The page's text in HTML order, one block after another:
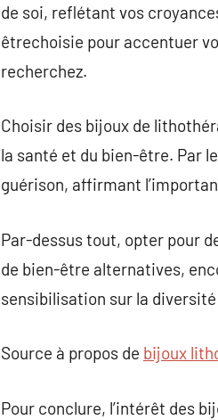
de soi, reflétant vos
êtrechoisie pour accentuer
recherchez.
Choisir des bijoux de
la santé et du bien-être. Par
guérison, affirmant
Par-dessus tout, opter pour
de bien-être alternatives,
sensibilisation sur la
Source à propos de bijoux
Pour conclure, l’intérêt des